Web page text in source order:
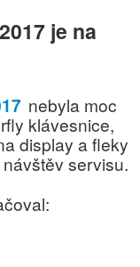
je na
nebyla moc
klávesnice,
display a fleky
servisu.